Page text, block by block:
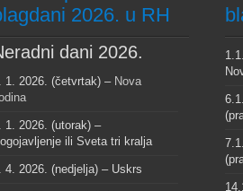
2026. u RH
dani 2026.
1. 2026. (četvrtak) – Nova
1. 2026. (utorak) –
ili Sveta tri kralja
4. 2026. (nedjelja) – Uskrs